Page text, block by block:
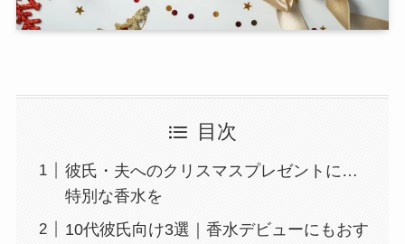
目次
彼氏・夫へのクリスマスプレゼントに…
特別な香水を
10代彼氏向け3選｜香水デビューにもおす